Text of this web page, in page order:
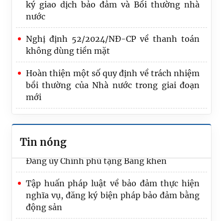
ký giao dịch bảo đảm và Bồi thường nhà
nước
Nghị định 52/2024/NĐ-CP về thanh toán
không dùng tiền mặt
Hoàn thiện một số quy định về trách nhiệm
bồi thường của Nhà nước trong giai đoạn
mới
Tin nóng
Quốc hội thảo luận ở tổ về dự án Luật sửa
đổi, bổ sung một số điều của Luật Trách
nhiệm bồi thường của Nhà nước
Đoàn kiểm tra của Bộ Tư pháp làm việc tại
Hưng Yên về công tác đăng ký biện pháp
bảo đảm và bồi thường nhà nước
Chi bộ Trung tâm Đăng ký giao dịch, tài sản
tại TP. Hồ Chí Minh được Ban Thường vụ
Đảng ủy Chính phủ tặng Bằng khen
Tập huấn pháp luật về bảo đảm thực hiện
nghĩa vụ, đăng ký biện pháp bảo đảm bằng
động sản
Lãnh đạo Cục Đăng ký giao dịch bảo đảm và